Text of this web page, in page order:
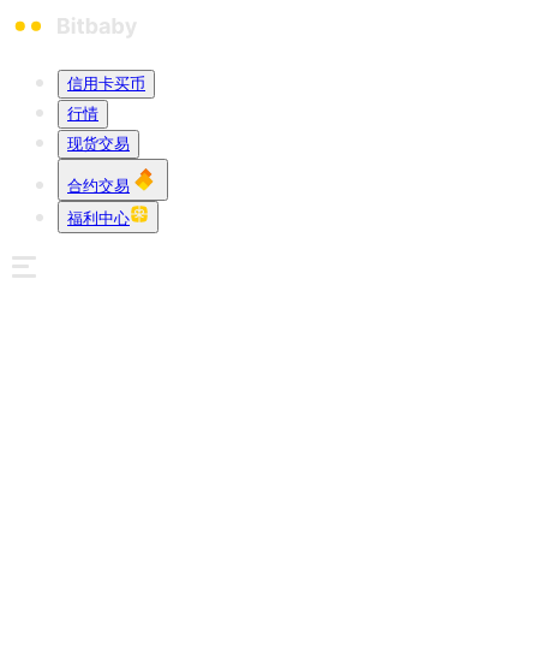
信用卡买币
行情
现货交易
合约交易
福利中心